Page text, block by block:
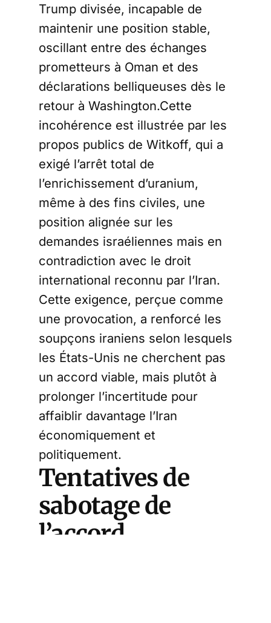
Trump divisée, incapable de
maintenir une position stable,
oscillant entre des échanges
prometteurs à Oman et des
déclarations belliqueuses dès le
retour à Washington.Cette
incohérence est illustrée par les
propos publics de Witkoff, qui a
exigé l’arrêt total de
l’enrichissement d’uranium,
même à des fins civiles, une
position alignée sur les
demandes israéliennes mais en
contradiction avec le droit
international reconnu par l’Iran.
Cette exigence, perçue comme
une provocation, a renforcé les
soupçons iraniens selon lesquels
les États-Unis ne cherchent pas
un accord viable, mais plutôt à
prolonger l’incertitude pour
affaiblir davantage l’Iran
économiquement et
politiquement.
Tentatives de
sabotage de
l’accord